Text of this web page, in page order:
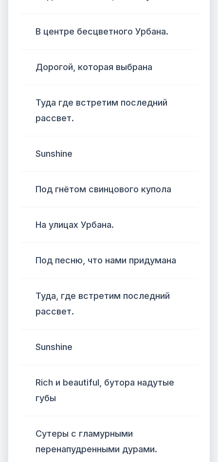
В центре бесцветного Урбана.
Дорогой, которая выбрана
Туда где встретим последний
рассвет.
Sunshine
Под гнётом свинцового купола
На улицах Урбана.
Под песню, что нами придумана
Туда, где встретим последний
рассвет.
Sunshine
Rich и beautiful, бутора надутые
губы
Сутеры с гламурными
перенапудренными дурами.